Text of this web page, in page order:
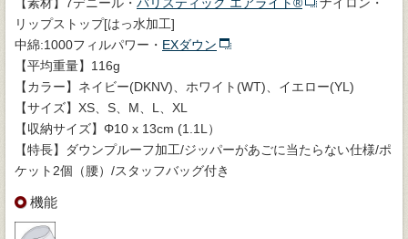
リップストップ[はっ水加工]
中綿:1000フィルパワー・ EXダウン
【平均重量】116g
【カラー】ネイビー(DKNV)、ホワイト(WT)、イエロー(YL)
【サイズ】XS、S、M、L、XL
【収納サイズ】Φ10 x 13cm (1.1L）
【特長】ダウンプルーフ加工/ジッパーがあごに当たらない仕様/ポ
ケット2個（腰）/スタッフバッグ付き
機能